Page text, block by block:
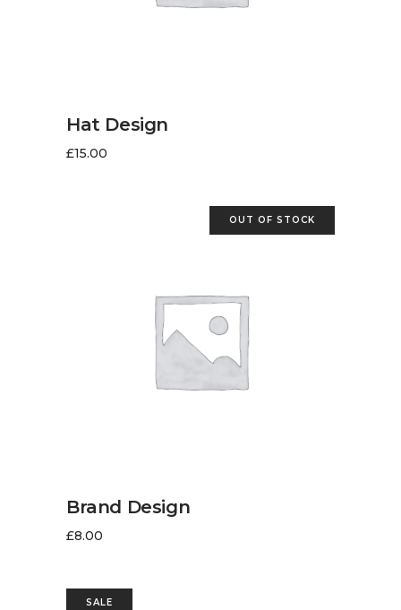
AJOUTER AU PANIER
Hat Design
£15.00
OUT OF STOCK
LIRE LA SUITE
Brand Design
£8.00
SALE